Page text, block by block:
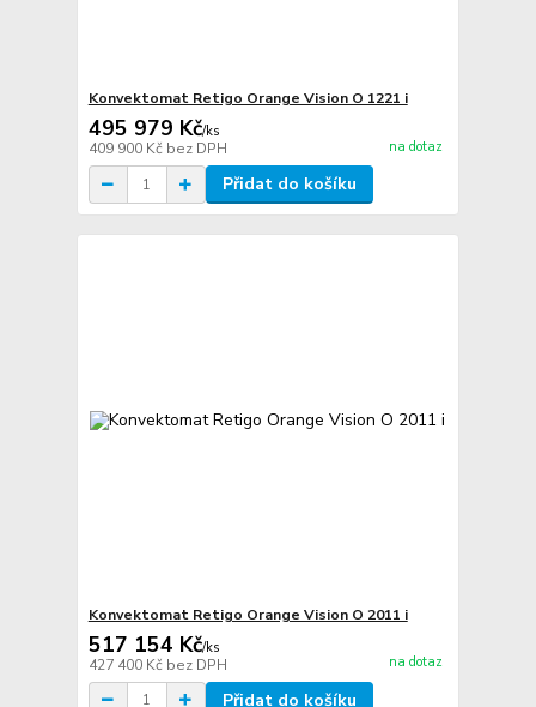
Konvektomat Retigo Orange Vision O 1221 i
495 979 Kč/ks
409 900 Kč bez DPH na dotaz
Přidat do košíku
Konvektomat Retigo Orange Vision O 2011 i
517 154 Kč/ks
427 400 Kč bez DPH na dotaz
Přidat do košíku